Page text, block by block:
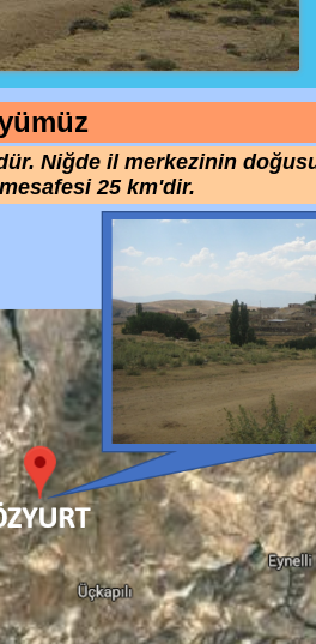
Niğde il merkezinin
25 km'dir.